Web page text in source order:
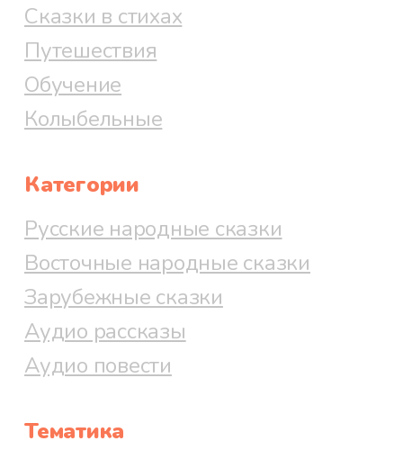
Сказки в стихах
Путешествия
Обучение
Колыбельные
Категории
Русские народные сказки
Восточные народные сказки
Зарубежные сказки
Аудио рассказы
Аудио повести
Тематика